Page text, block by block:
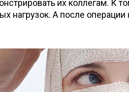
их коллегам. К
нагрузок. А после